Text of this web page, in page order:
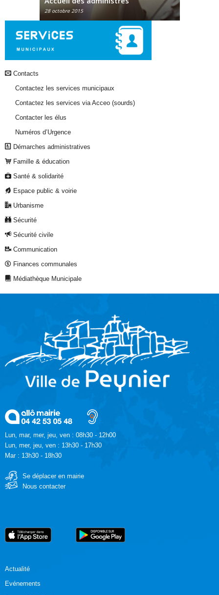
28 octobre 2015
Contacts
Contactez les services municipaux
Contactez les services via Acceo (sourds)
Contacter les élus
Numéros d’Urgence
Démarches administratives
Famille & éducation
Santé & solidarité
Espace public & voirie
Urbanisme
Sécurité
Sécurité civile
Communication
Finances communales
Médiathèque Municipale
Lun, mar, mer, jeu, ven : 08h30 - 12h00
Lun, mer, jeu, ven : 13h30 - 17h30
Mar : 13h30 - 18h30
Se déplacer en mairie
Nous contacter
Actualité
Evénements